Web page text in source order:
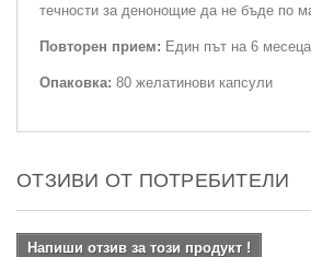
течности за денонощие да не бъде по
Повторен прием: Един път на 6 месеца
Опаковка: 80 желатинови капсули
ОТЗИВИ ОТ ПОТРЕБИТЕЛИ
Напиши отзив за този продукт !